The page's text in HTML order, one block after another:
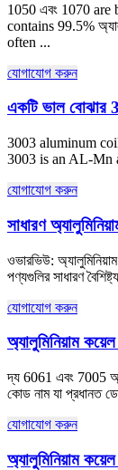
1050 এবং 1070 are
contains 99.5%
often ...
যোগাযোগ করুন
একটি ভাল বোঝার
3003 aluminum
3003 is an AL-Mn
যোগাযোগ করুন
সাধারণ
ওভারভিউ:
পণ্যগুলির সাধারণ
যোগাযোগ করুন
অ্যালুমিনিয়াম
দ্য 6061 এবং 7005
কোড নাম যা প্রধানত
যোগাযোগ করুন
অ্যালুমিনিয়াম